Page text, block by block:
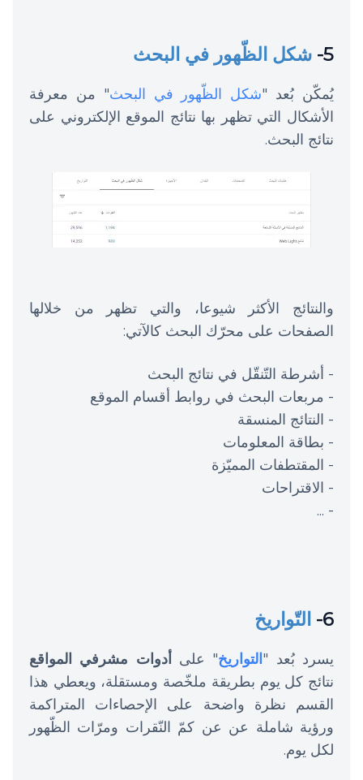
5- شكل الظّهور في البحث
يُمكّن بُعد "شكل الظّهور في البحث" من معرفة
الأشكال التي تظهر بها نتائج الموقع الإلكتروني على
نتائج البحث.
والنتائج الأكثر شيوعا، والتي تظهر من خلالها
الصفحات على محرّك البحث كالآتي:
- أشرطة التّنقّل في نتائج البحث
- مربعات البحث في روابط أقسام الموقع
- النتائج المنسقة
- بطاقة المعلومات
- المقتطفات المميّزة
- الاقتراحات
- ...
6- التّواريخ
يسرد بُعد " التواريخ" على أدوات مشرفي المواقع
نتائج كل يوم بطريقة ملخّصة ومستقلة، ويعطي هذا
القسم نظرة واضحة على الإحصاءات المتراكمة
ورؤية شاملة عن عن كمّ النّقرات ومرّات الظّهور
لكل يوم.